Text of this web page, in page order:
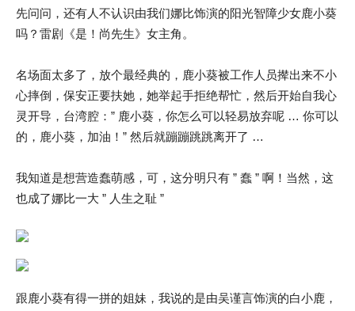
先问问，还有人不认识由我们娜比饰演的阳光智障少女鹿小葵
吗？雷剧《是！尚先生》女主角。
名场面太多了，放个最经典的，鹿小葵被工作人员撵出来不小
心摔倒，保安正要扶她，她举起手拒绝帮忙，然后开始自我心
灵开导，台湾腔：” 鹿小葵，你怎么可以轻易放弃呢 … 你可以
的，鹿小葵，加油！” 然后就蹦蹦跳跳离开了 …
我知道是想营造蠢萌感，可，这分明只有 ” 蠢 ” 啊！当然，这
也成了娜比一大 ” 人生之耻 ”
跟鹿小葵有得一拼的姐妹，我说的是由吴谨言饰演的白小鹿，